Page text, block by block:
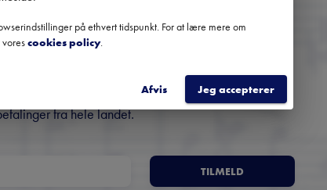
største nyhedsbrev
koncerter, festivaler og udvalgte
fra hele landet.
TILMELD
på ethvert tidspunkt. For at lære mere om
cookies policy.
Afvis Jeg accepterer